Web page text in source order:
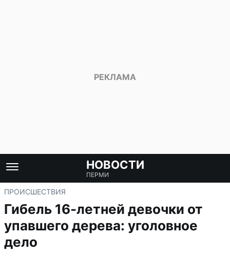
НОВОСТИ
ПЕРМИ
ПРОИСШЕСТВИЯ
Гибель 16-летней девочки от
упавшего дерева: уголовное
дело